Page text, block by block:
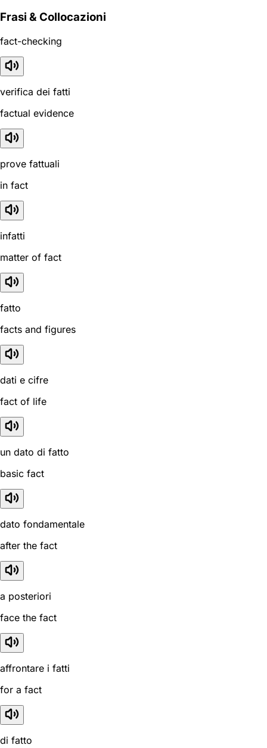
Frasi & Collocazioni
fact-checking
verifica dei fatti
factual evidence
prove fattuali
in fact
infatti
matter of fact
fatto
facts and figures
dati e cifre
fact of life
un dato di fatto
basic fact
dato fondamentale
after the fact
a posteriori
face the fact
affrontare i fatti
for a fact
di fatto